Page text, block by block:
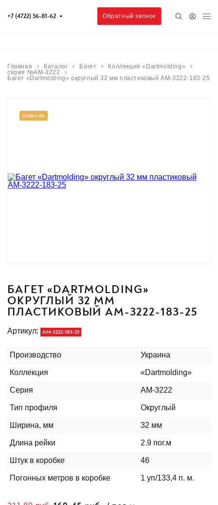
+7 (4722) 56-81-62 Обратный звонок
Главная Каталог Багет
Коллекция «Dartmolding»
серия №AM-3222
Багет «Dartmolding» округлый 32 мм пластиковый AM-3222-183-25
СКИДКА 20%
БАГЕТ «DARTMOLDING»
ОКРУГЛЫЙ 32 ММ
ПЛАСТИКОВЫЙ AM-3222-183-25
Артикул: AM-3222-183-25
Производство Украина
Коллекция «Dartmolding»
Серия AM-3222
Тип профиля Округлый
Ширина, мм 32 мм
Длина рейки 2.9 пог.м
Штук в коробке 46
Погонных метров в коробке 1 уп/133,4 п. м.